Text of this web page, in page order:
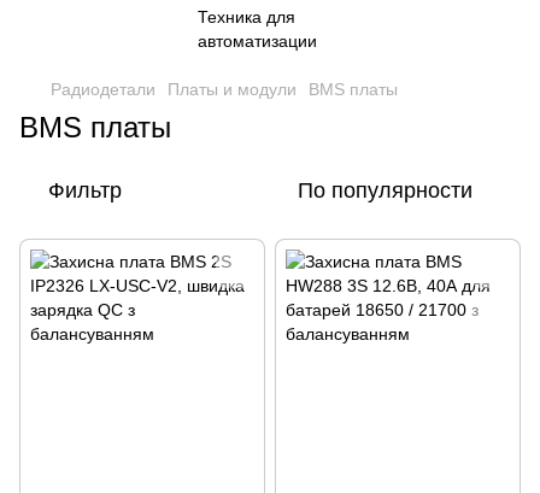
Радиодетали Платы и модули BMS платы
BMS платы
Фильтр По популярности